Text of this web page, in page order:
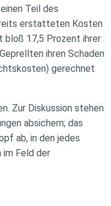
Teil des
erstatteten Kosten
bloß 17,5 Prozent ihrer
ihren Schaden
gerechnet
Zur Diskussion stehen
absichern; das
ab, in den jedes
im Feld der